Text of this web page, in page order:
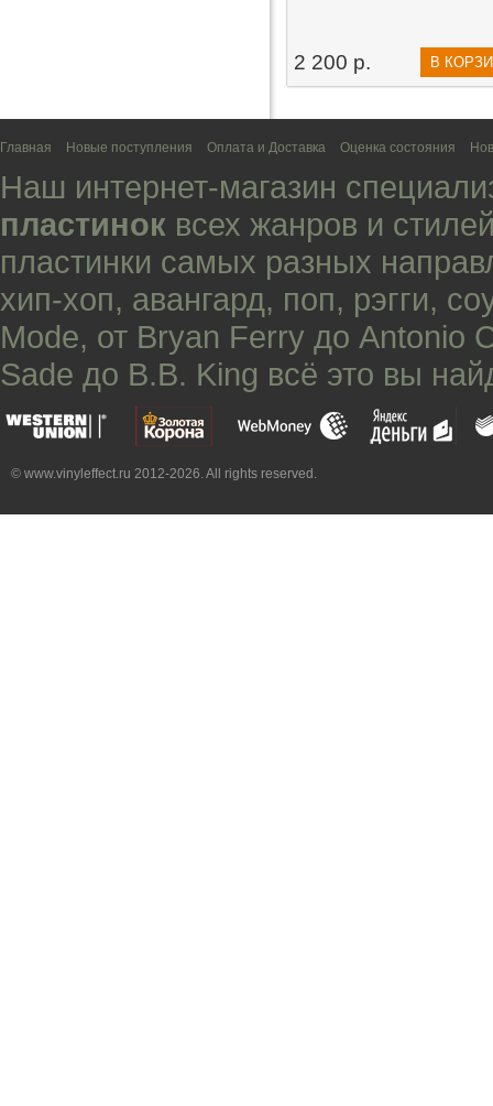
2 200 р. В
Главная Новые поступления Оплата и Доставка Оценка состояния
Наш интернет-магазин
пластинок всех жанров и
пластинки самых разных
хип-хоп, авангард, поп, рэгги,
Mode, от Bryan Ferry до Antonio
Sade до B.B. King всё это вы
© www.vinyleffect.ru 2012-2026. All rights reserved.